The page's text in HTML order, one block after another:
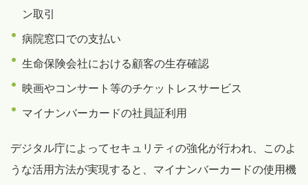
ン取引
病院窓口での支払い
生命保険会社における顧客の生存確認
映画やコンサート等のチケットレスサービス
マイナンバーカードの社員証利用
デジタル庁によってセキュリティの強化が行われ、このよ
うな活用方法が実現すると、マイナンバーカードの使用機